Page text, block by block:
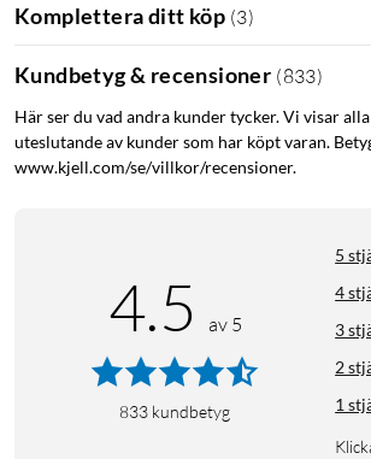
Komplettera ditt köp (3)
Kundbetyg & recensioner (833)
Här ser du vad andra kunder tycker. Vi visar
uteslutande av kunder som har köpt varan.
www.kjell.com/se/villkor/recensioner.
4.5 av 5
833 kundbetyg
5
4
3
2
1